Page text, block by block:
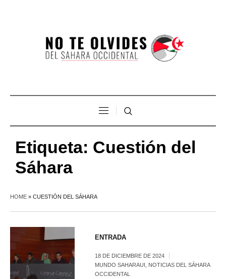
Etiqueta: Cuestión del
Sáhara
HOME » CUESTIÓN DEL SÁHARA
ENTRADA
18 DE DICIEMBRE DE 2024
MUNDO SAHARAUI
NOTICIAS DEL SÁHARA
OCCIDENTAL